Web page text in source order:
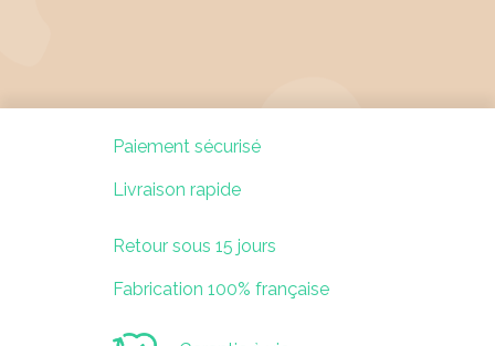
Paiement sécurisé
Livraison rapide
Retour sous 15 jours
Fabrication 100% française